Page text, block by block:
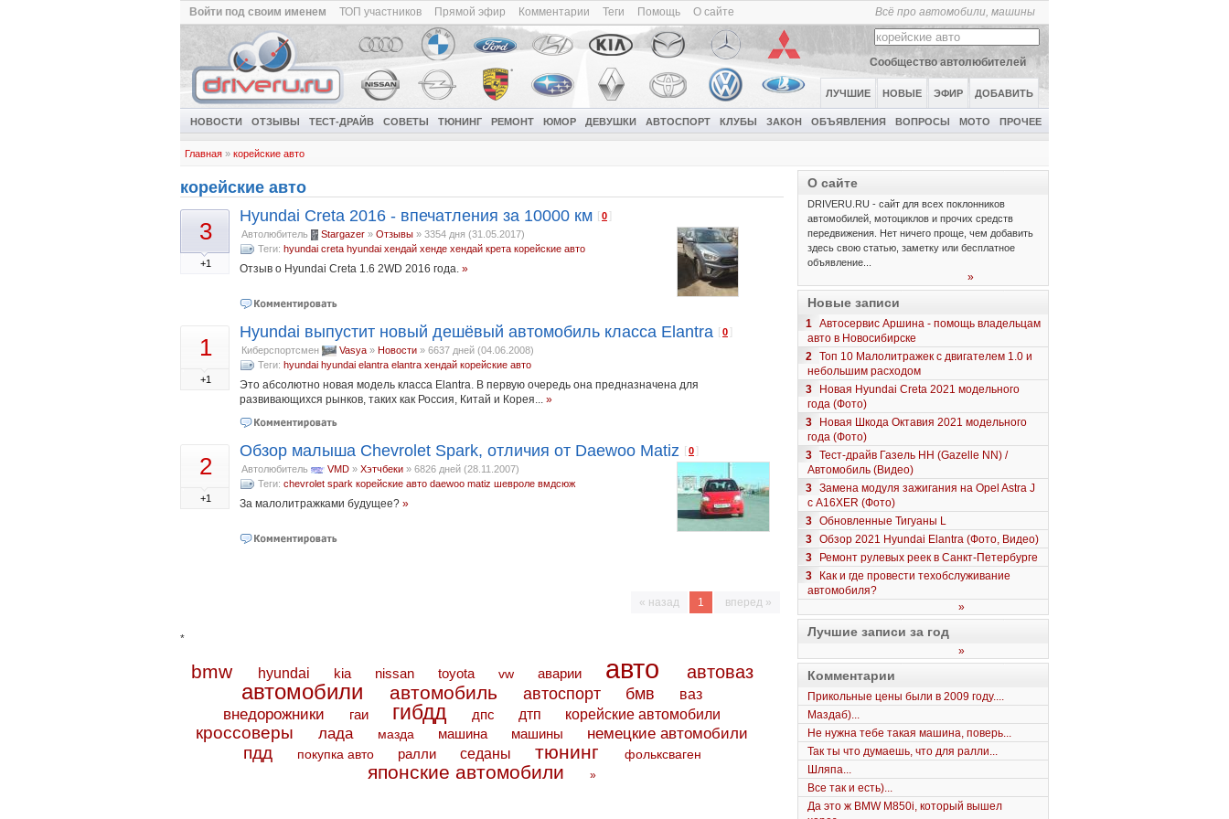
Всё про автомобили, машины
Войти под своим именем ТОП участников Прямой эфир Комментарии Теги Помощь О сайте
Сообщество автолюбителей
ЛУЧШИЕ НОВЫЕ ЭФИР ДОБАВИТЬ
НОВОСТИ ОТЗЫВЫ ТЕСТ-ДРАЙВ СОВЕТЫ ТЮНИНГ РЕМОНТ ЮМОР ДЕВУШКИ АВТОСПОРТ КЛУБЫ ЗАКОН ОБЪЯВЛЕНИЯ ВОПРОСЫ МОТО ПРОЧЕЕ
Главная » корейские авто
корейские авто
3
+1
Hyundai Creta 2016 - впечатления за 10000 км [0
Автолюбитель Stargazer » Отзывы » 3354 дня (31.05.2017)
Теги: hyundai creta hyundai хендай хенде хендай крета корейские авто
Отзыв о Hyundai Creta 1.6 2WD 2016 года. »
1
+1
Hyundai выпустит новый дешёвый автомобиль класса Elantra [0
Киберспортсмен Vasya » Новости » 6637 дней (04.06.2008)
Теги: hyundai hyundai elantra elantra хендай корейские авто
Это абсолютно новая модель класса Elantra. В первую очередь она предназначена для
развивающихся рынков, таких как Россия, Китай и Корея... »
2
+1
Обзор малыша Chevrolet Spark, отличия от Daewoo Matiz [0
Автолюбитель VMD » Хэтчбеки » 6826 дней (28.11.2007)
Теги: chevrolet spark корейские авто daewoo matiz шевроле вмдсюж
За малолитражками будущее? »
« назад 1 вперед »
*
bmw hyundai kia nissan toyota vw аварии авто автоваз
автомобили автомобиль автоспорт бмв ваз
внедорожники гаи гибдд дпс дтп корейские автомобили
кроссоверы лада мазда машина машины немецкие автомобили
пдд покупка авто ралли седаны тюнинг фольксваген
японские автомобили »
О сайте
DRIVERU.RU - сайт для всех поклонников
автомобилей, мотоциклов и прочих средств
передвижения. Нет ничего проще, чем добавить
здесь свою статью, заметку или бесплатное
объявление...
»
Новые записи
1 Автосервис Аршина - помощь владельцам
авто в Новосибирске
2 Топ 10 Малолитражек с двигателем 1.0 и
небольшим расходом
3
Новая Hyundai Creta 2021 модельного
года (Фото)
3
Новая Шкода Октавия 2021 модельного
года (Фото)
3 Тест-драйв Газель НН (Gazelle NN) /
Автомобиль (Видео)
3 Замена модуля зажигания на Opel Astra J
с A16XER (Фото)
3 Обновленные Тигуаны L
3 Обзор 2021 Hyundai Elantra (Фото, Видео)
3
Ремонт рулевых реек в Санкт-Петербурге
3
Как и где провести техобслуживание
автомобиля?
»
Лучшие записи за год
»
Комментарии
Прикольные цены были в 2009 году....
Маздаб)...
Не нужна тебе такая машина, поверь...
Так ты что думаешь, что для ралли...
Шляпа...
Все так и есть)...
Да это ж BMW M850i, который вышел